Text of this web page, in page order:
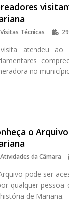
Visitas Técnicas
atendeu ao
no
o
Atividades da Câmara
pode ser
qualquer pessoa
de Mariana.